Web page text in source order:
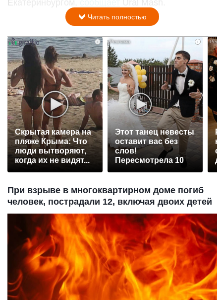
Екатеринбургом, Ural Mash.
Читать полностью
i
Скрытая камера на
пляже Крыма: Что
люди вытворяют,
когда их не видят...
i
Этот танец невесты
оставит вас без
слов!
Пересмотрела 10
При взрыве в многоквартирном доме погиб
человек, пострадали 12, включая двоих детей